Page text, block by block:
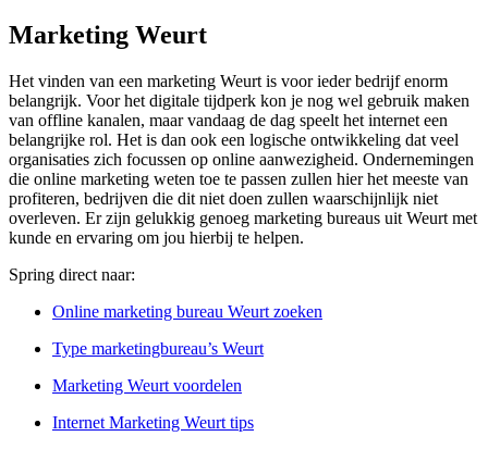
Marketing Weurt
Het vinden van een marketing Weurt is voor ieder bedrijf enorm
belangrijk. Voor het digitale tijdperk kon je nog wel gebruik maken
van offline kanalen, maar vandaag de dag speelt het internet een
belangrijke rol. Het is dan ook een logische ontwikkeling dat veel
organisaties zich focussen op online aanwezigheid. Ondernemingen
die online marketing weten toe te passen zullen hier het meeste van
profiteren, bedrijven die dit niet doen zullen waarschijnlijk niet
overleven. Er zijn gelukkig genoeg marketing bureaus uit Weurt met
kunde en ervaring om jou hierbij te helpen.
Spring direct naar:
Online marketing bureau Weurt zoeken
Type marketingbureau’s Weurt
Marketing Weurt voordelen
Internet Marketing Weurt tips